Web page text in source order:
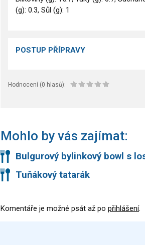
(g): 0.3, Sůl (g): 1
POSTUP PŘÍPRAVY
Hodnocení (0 hlasů):
Mohlo by vás zajímat:
Bulgurový bylinkový bowl s
Tuňákový tatarák
Komentáře je možné psát až po přihlášení.